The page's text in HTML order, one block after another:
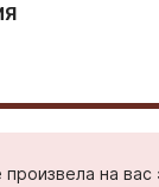
произвела на